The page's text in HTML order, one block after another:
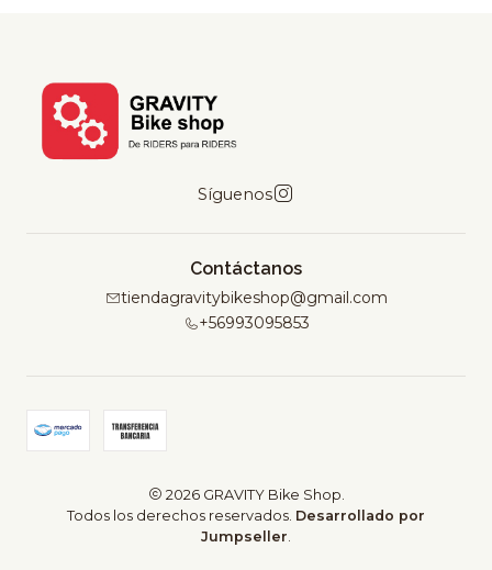
Síguenos
Contáctanos
tiendagravitybikeshop@gmail.com
+56993095853
2026 GRAVITY Bike Shop.
Todos los derechos reservados. Desarrollado por
Jumpseller.